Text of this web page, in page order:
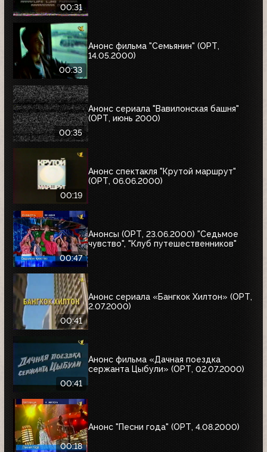
00:31
00:33
Анонс фильма "Семьянин" (ОРТ,
14.05.2000)
00:35
Анонс сериала "Вавилонская башня"
(ОРТ, июнь 2000)
00:19
Анонс спектакля "Крутой маршрут"
(ОРТ, 06.06.2000)
00:47
Анонсы (ОРТ, 23.06.2000) "Седьмое
чувство", "Клуб путешественников"
00:41
Анонс сериала «Бангкок Хилтон» (ОРТ,
2.07.2000)
00:41
Анонс фильма «Дачная поездка
сержанта Цыбули» (ОРТ, 02.07.2000)
00:18
Анонс "Песни года" (ОРТ, 4.08.2000)